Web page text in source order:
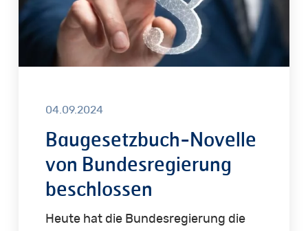
04.09.2024
Baugesetzbuch-Novelle
von Bundesregierung
beschlossen
Heute hat die Bundesregierung die